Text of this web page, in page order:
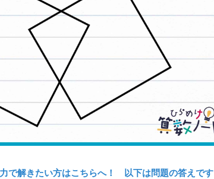
力で解きたい方はこちらへ！ 以下は問題の答えです